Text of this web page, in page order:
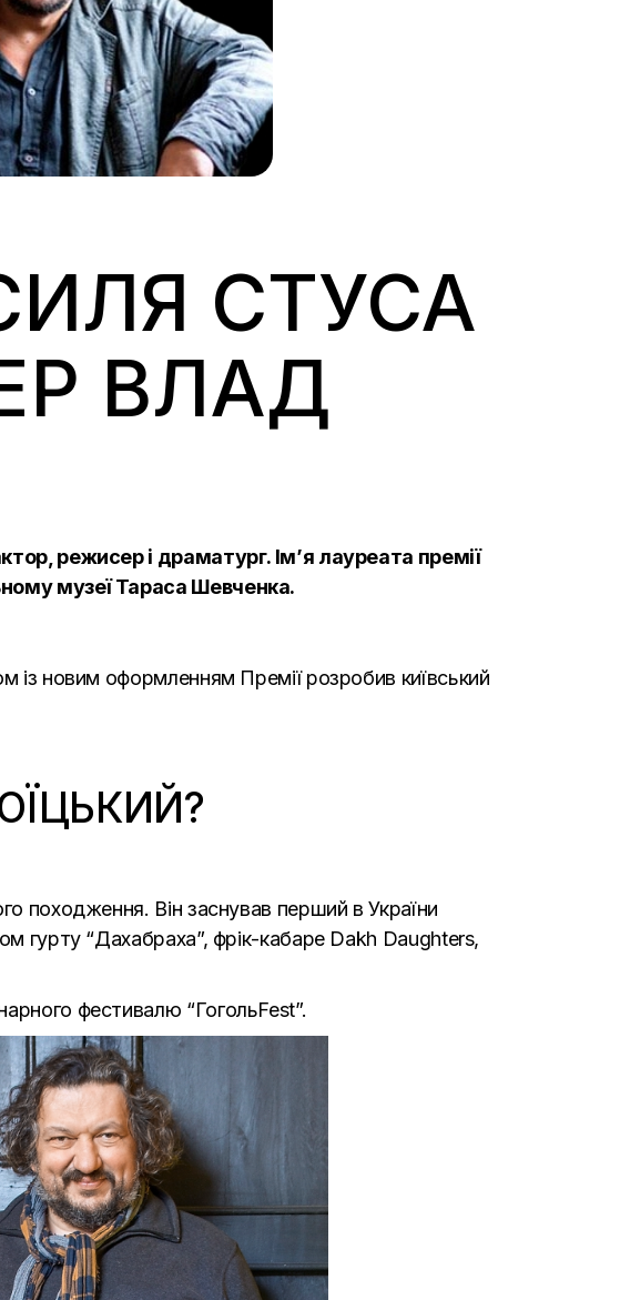
СТУСА
ВЛАД
режисер і драматург. Ім’я лауреата премії
музеї Тараса Шевченка.
із новим оформленням Премії розробив київський
походження. Він заснував перший в України
гурту “Дахабраха”, фрік-кабаре Dakh Daughters,
фестивалю “ГогольFest”.